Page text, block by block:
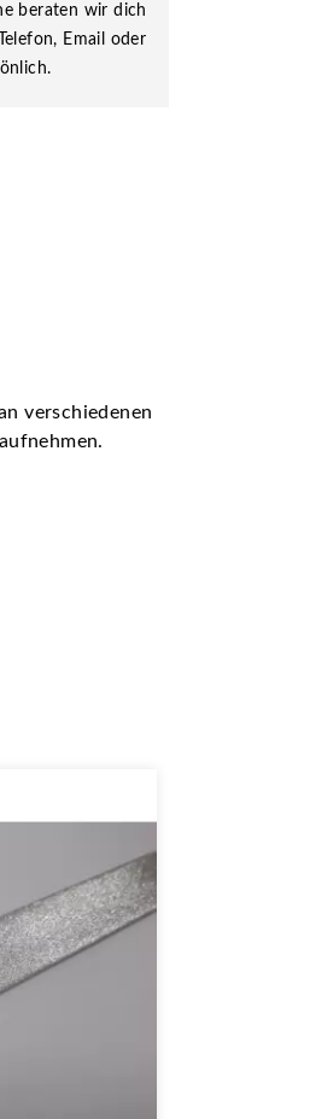
beraten wir dich
Email oder
verschiedenen